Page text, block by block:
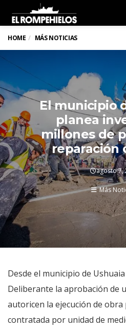
HOME MÁS NOTICIAS
El municipio
planea
millones de
reparación
agosto 7,
Más
Desde el municipio de
Deliberante la aprobación de
autoricen la ejecución de obra
contratada por unidad de